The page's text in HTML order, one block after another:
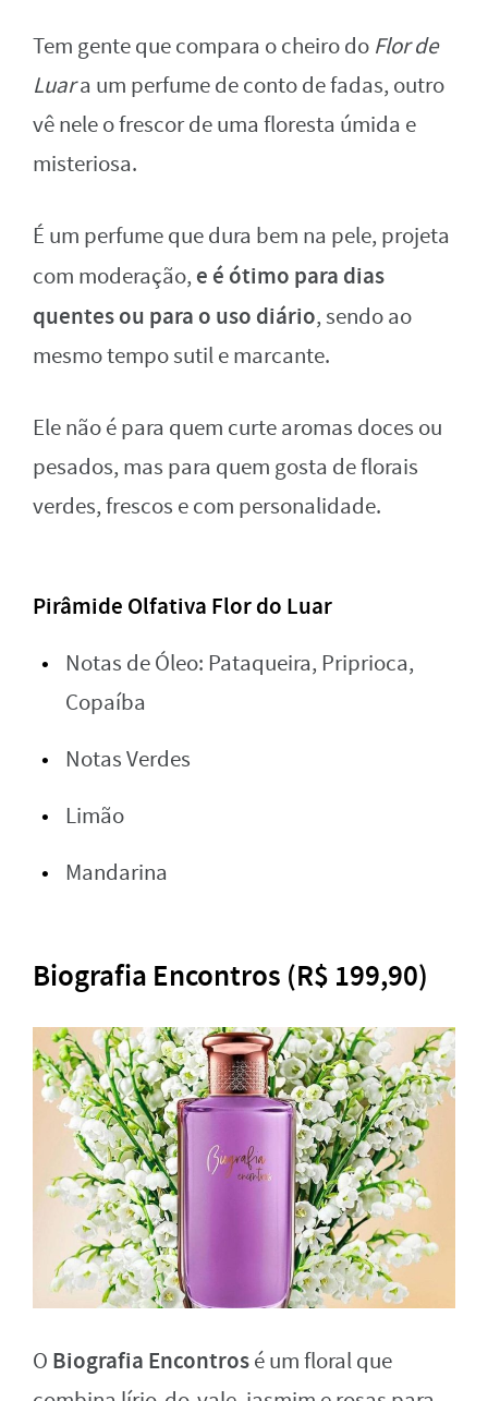
Tem gente que compara o cheiro do Flor de
Luara um perfume de conto de fadas, outro
vê nele o frescor de uma floresta úmida e
misteriosa.
É um perfume que dura bem na pele, projeta
com moderação, e é ótimo para dias
quentes ou para o uso diário, sendo ao
mesmo tempo sutil e marcante.
Ele não é para quem curte aromas doces ou
pesados, mas para quem gosta de florais
verdes, frescos e com personalidade.
Pirâmide Olfativa Flor do Luar
Notas de Óleo: Pataqueira, Priprioca,
Copaíba
Notas Verdes
Limão
Mandarina
Biografia Encontros (R$ 199,90)
O Biografia Encontrosé um floral que